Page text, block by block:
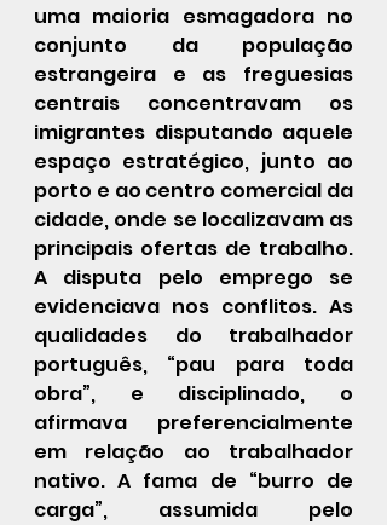
uma maioria esmagadora no
conjunto da população
estrangeira e as freguesias
centrais concentravam os
imigrantes disputando aquele
espaço estratégico, junto ao
porto e ao centro comercial da
cidade, onde se localizavam as
principais ofertas de trabalho.
A disputa pelo emprego se
evidenciava nos conflitos. As
qualidades do trabalhador
português, “pau para toda
obra”, e disciplinado, o
afirmava preferencialmente
em relação ao trabalhador
nativo. A fama de “burro de
carga”, assumida pelo